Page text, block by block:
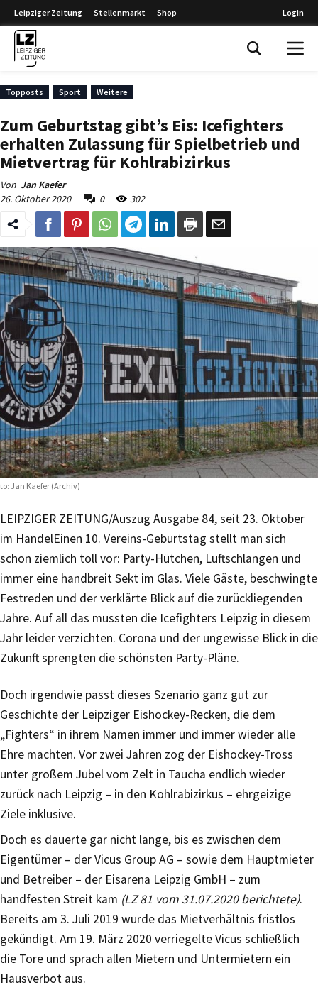
Leipziger Zeitung Stellenmarkt Shop Login
Topposts Sport Weitere
Zum Geburtstag gibt’s Eis: Icefighters
erhalten Zulassung für Spielbetrieb und
Mietvertrag für Kohlrabizirkus
Von Jan Kaefer
26. Oktober 2020
0 302
Jan Kaefer (Archiv)
LEIPZIGER ZEITUNG/Auszug Ausgabe 84, seit 23. Oktober
im HandelEinen 10. Vereins-Geburtstag stellt man sich
schon ziemlich toll vor: Party-Hütchen, Luftschlangen und
immer eine handbreit Sekt im Glas. Viele Gäste, beschwingte
Festreden und der verklärte Blick auf die zurückliegenden
Jahre. Auf all das mussten die Icefighters Leipzig in diesem
Jahr leider verzichten. Corona und der ungewisse Blick in die
Zukunft sprengten die schönsten Party-Pläne.
Doch irgendwie passt dieses Szenario ganz gut zur
Geschichte der Leipziger Eishockey-Recken, die dem
„Fighters“ in ihrem Namen immer und immer wieder alle
Ehre machten. Vor zwei Jahren zog der Eishockey-Tross
unter großem Jubel vom Zelt in Taucha endlich wieder
zurück nach Leipzig – in den Kohlrabizirkus – ehrgeizige
Ziele inklusive.
Doch es dauerte gar nicht lange, bis es zwischen dem
Eigentümer – der Vicus Group AG – sowie dem Hauptmieter
und Betreiber – der Eisarena Leipzig GmbH – zum
handfesten Streit kam (LZ 81 vom 31.07.2020 berichtete).
Bereits am 3. Juli 2019 wurde das Mietverhältnis fristlos
gekündigt. Am 19. März 2020 verriegelte Vicus schließlich
die Tore und sprach allen Mietern und Untermietern ein
Hausverbot aus.